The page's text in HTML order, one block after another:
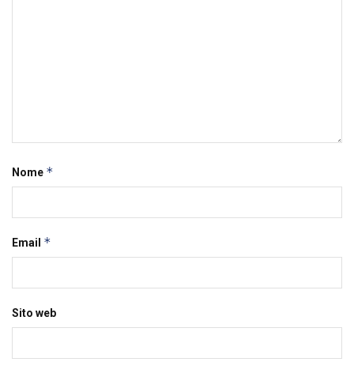
Nome *
Email *
Sito web